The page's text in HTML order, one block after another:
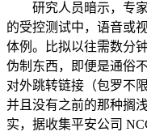
研究人员暗示，专家
的受控测试中，语音或
体例。比拟以往需数分
伪制东西，即便是通俗
对外跳转链接（包罗不
并且没有之前的那种搁
实，据收集平安公司